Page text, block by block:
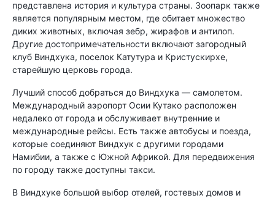
представлена ​​история и культура страны. Зоопарк также
является популярным местом, где обитает множество
диких животных, включая зебр, жирафов и антилоп.
Другие достопримечательности включают загородный
клуб Виндхука, поселок Катутура и Кристускирхе,
старейшую церковь города.
Лучший способ добраться до Виндхука — самолетом.
Международный аэропорт Осии Кутако расположен
недалеко от города и обслуживает внутренние и
международные рейсы. Есть также автобусы и поезда,
которые соединяют Виндхук с другими городами
Намибии, а также с Южной Африкой. Для передвижения
по городу также доступны такси.
В Виндхуке большой выбор отелей, гостевых домов и